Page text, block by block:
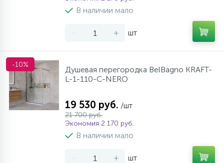
Возврат товара
Контакты
Комплектующие
Гигиенические души
13
Ручные души
Верхние души
Стаканы для ванной
20
В наличии мало
- + шт
-10%
Душевая перегородка BelBagno KRAFT-
L-1-110-C-NERO
19 530 руб. /шт
21 700 руб.
Экономия 2 170 руб.
В наличии мало
- + шт